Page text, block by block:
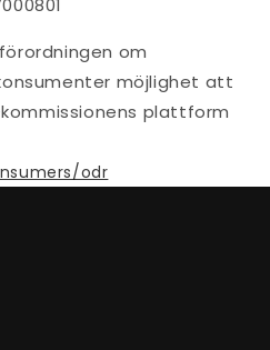
om
möjlighet att
plattform
odr